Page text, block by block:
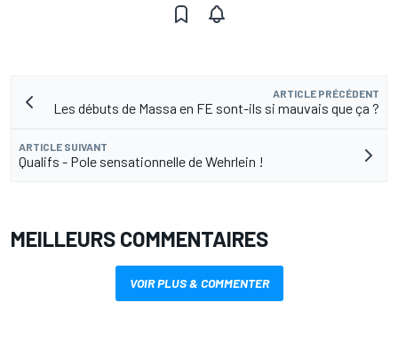
ARTICLE PRÉCÉDENT
Les débuts de Massa en FE sont-ils si mauvais que ça ?
ARTICLE SUIVANT
Qualifs - Pole sensationnelle de Wehrlein !
MEILLEURS COMMENTAIRES
VOIR PLUS & COMMENTER